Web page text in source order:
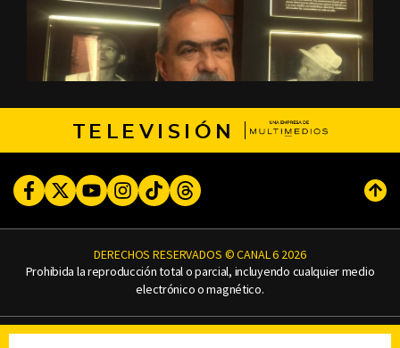
TELEVISIÓN
FacebookTwitterYoutubeInstagram
TikTokThreads
DERECHOS RESERVADOS © CANAL 6 2026
Prohibida la reproducción total o parcial, incluyendo cualquier medio
electrónico o magnético.